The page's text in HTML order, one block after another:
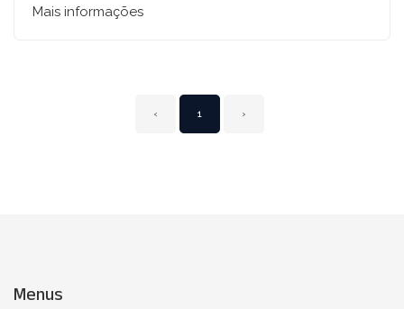
Mais informações
‹ 1 ›
Menus